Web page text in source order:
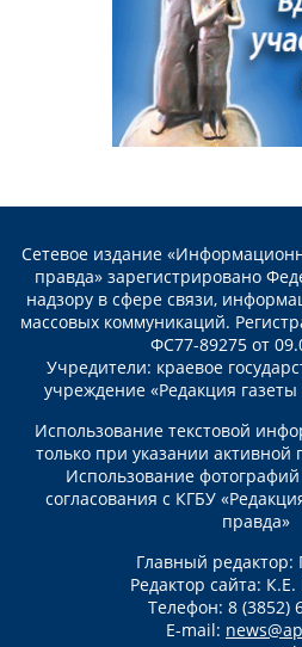
Сетевое издание
правда» зарегистрировано
надзору в сфере связи,
массовых коммуникаций.
ФС77-89275 от
Учредители: краевое
учреждение «Редакция газеты
Использование текстовой
только при указании активной
Использование
согласования с КГБУ
правда»
Главный редактор:
Редактор сайта:
Телефон: 8 (3852)
E-mail: